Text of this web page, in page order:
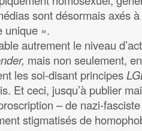
sont désormais axés
unique ».
autrement le niveau
mais non seulement,
les soi-disant principes
Et ceci, jusqu’à publier
– de nazi-
stigmatisés de